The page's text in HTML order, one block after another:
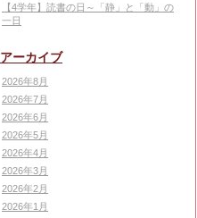
【4学年】読書の日～「静」と「動」の
一日
アーカイブ
2026年8月
2026年7月
2026年6月
2026年5月
2026年4月
2026年3月
2026年2月
2026年1月